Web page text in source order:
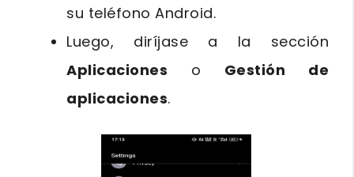
su teléfono Android.
Luego, diríjase a la sección
Aplicaciones o Gestión de
aplicaciones.